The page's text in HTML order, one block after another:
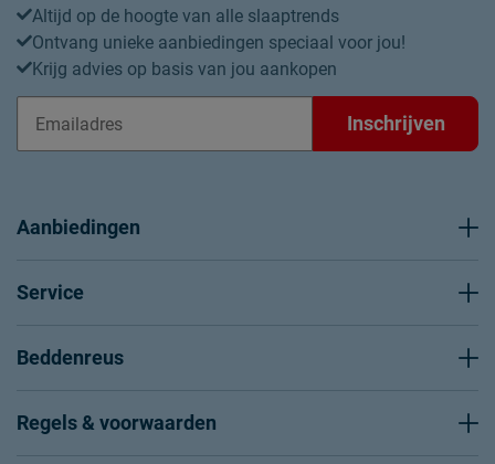
Altijd op de hoogte van alle slaaptrends
Ontvang unieke aanbiedingen speciaal voor jou!
Krijg advies op basis van jou aankopen
Inschrijven
Aanbiedingen
Service
Beddenreus
Regels & voorwaarden